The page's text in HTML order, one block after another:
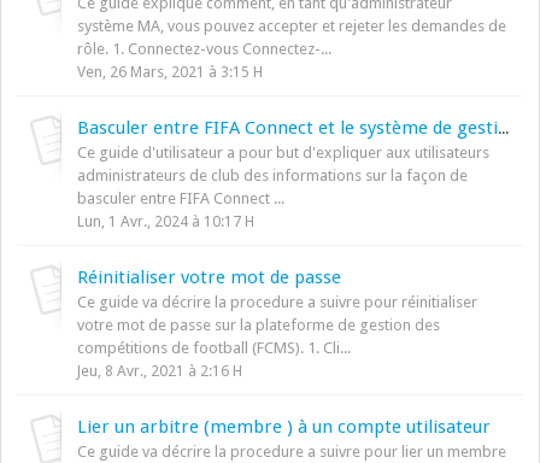
système MA, vous pouvez accepter et rejeter les demandes de
rôle. 1. Connectez-vous Connectez-...
Ven, 26 Mars, 2021 à 3:15 H
Basculer entre FIFA Connect et le système de gestion de compétition (FCMS)
Ce guide d'utilisateur a pour but d'expliquer aux utilisateurs
administrateurs de club des informations sur la façon de
basculer entre FIFA Connect ...
Lun, 1 Avr., 2024 à 10:17 H
Réinitialiser votre mot de passe
Ce guide va décrire la procedure a suivre pour réinitialiser
votre mot de passe sur la plateforme de gestion des
compétitions de football (FCMS). 1. Cli...
Jeu, 8 Avr., 2021 à 2:16 H
Lier un arbitre (membre ) à un compte utilisateur
Ce guide va décrire la procedure a suivre pour lier un membre